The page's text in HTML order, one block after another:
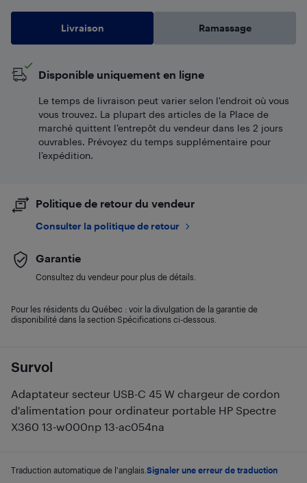
Survol
Adaptateur secteur USB-C 45 W chargeur de cordon
d'alimentation pour ordinateur portable HP Spectre
X360 13-w000np 13-ac054na
Traduction automatique de l'anglais. Signaler une erreur de traduction
Livraison Ramassage
Disponible uniquement en ligne
Le temps de livraison peut varier selon l'endroit où vous
vous trouvez. La plupart des articles de la Place de
marché quittent l’entrepôt du vendeur dans les 2 jours
ouvrables. Prévoyez du temps supplémentaire pour
l’expédition.
Politique de retour du vendeur
Consulter la politique de retour
Garantie
Consultez du vendeur pour plus de détails.
Pour les résidents du Québec : voir la divulgation de la garantie de
disponibilité dans la section Spécifications ci-dessous.